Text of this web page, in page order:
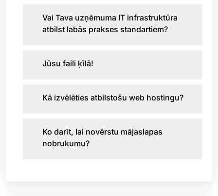
Vai Tava uzņēmuma IT infrastruktūra
atbilst labās prakses standartiem?
Jūsu faili ķīlā!
Kā izvēlēties atbilstošu web hostingu?
Ko darīt, lai novērstu mājaslapas
nobrukumu?